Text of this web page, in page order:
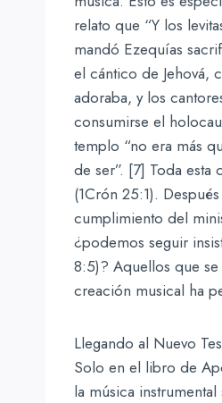
relato que “Y los
mandó Ezequías
el cántico de Jehová,
adoraba, y los
consumirse el
templo “no era más
de ser”. [7] Toda
(1Crón 25:1).
cumplimiento del
¿podemos seguir
8:5)? Aquellos que
creación musical ha
Llegando al Nuevo
Solo en el libro de
la música